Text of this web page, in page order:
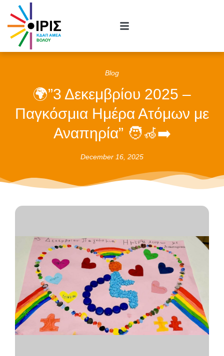
Blog
🌍”3 Δεκεμβρίου 2025 –
Παγκόσμια Ημέρα Ατόμων με
Αναπηρία” 🧑‍🦽‍➡️
December 16, 2025